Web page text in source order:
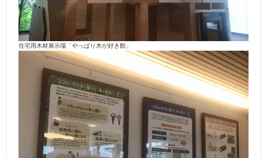
住宅用木材展示場「やっぱり木が好き館」